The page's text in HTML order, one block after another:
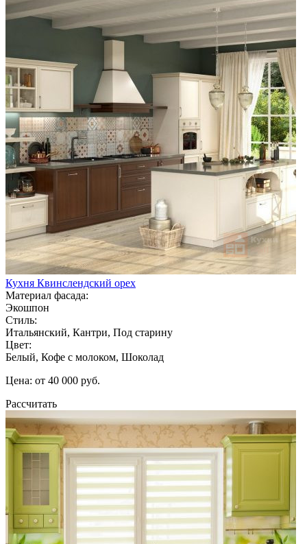
Кухня Квинслендский орех
Материал фасада:
Экошпон
Стиль:
Итальянский, Кантри, Под старину
Цвет:
Белый, Кофе с молоком, Шоколад
Цена: от 40 000 руб.
Рассчитать